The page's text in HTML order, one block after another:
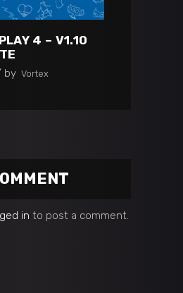
4 – V1.10
by Vortex
in to post a comment.